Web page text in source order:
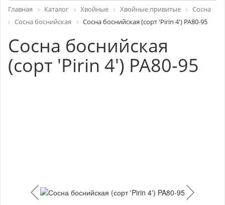
Главная Каталог Хвойные Хвойные привитые
Сосна
Сосна боснийская
Сосна боснийская (сорт 'Pirin 4') PA80-95
Сосна боснийская
(сорт 'Pirin 4') PA80-95